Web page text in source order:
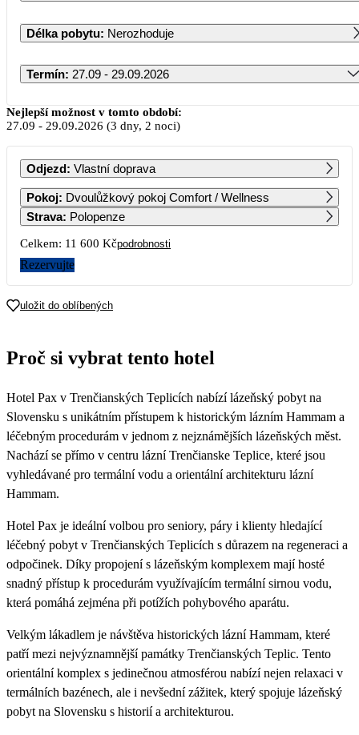
Délka pobytu: Nerozhoduje
Termín: 27.09 - 29.09.2026
Září 2026
PO ÚT ST ČT PÁ SO NE
1
5 860
2
5 860
3
5 860
4
5 860
5
5 860
6
7
5 860
8
5 860
9
5 860
10 11 12 13
14
5 860 5 860 5 860 5 860 5 860 5 860 5 860
21 22
28
5 800
29 30
Nejlepší možnost v tomto období:
27.09 - 29.09.2026 (3 dny, 2 noci)
Odjezd: Vlastní doprava
Pokoj: Dvoulůžkový pokoj Comfort / Wellness
Strava: Polopenze
Celkem: 11 600 Kčpodrobnosti
Rezervujte
uložit do oblíbených
Proč si vybrat tento hotel
Hotel Pax v Trenčianských Teplicích nabízí lázeňský pobyt na
Slovensku s unikátním přístupem k historickým lázním Hammam a
léčebným procedurám v jednom z nejznámějších lázeňských měst.
Nachází se přímo v centru lázní Trenčianske Teplice, které jsou
vyhledávané pro termální vodu a orientální architekturu lázní
Hammam.
Hotel Pax je ideální volbou pro seniory, páry i klienty hledající
léčebný pobyt v Trenčianských Teplicích s důrazem na regeneraci a
odpočinek. Díky propojení s lázeňským komplexem mají hosté
snadný přístup k procedurám využívajícím termální sirnou vodu,
která pomáhá zejména při potížích pohybového aparátu.
Velkým lákadlem je návštěva historických lázní Hammam, které
patří mezi nejvýznamnější památky Trenčianských Teplic. Tento
orientální komplex s jedinečnou atmosférou nabízí nejen relaxaci v
termálních bazénech, ale i nevšední zážitek, který spojuje lázeňský
pobyt na Slovensku s historií a architekturou.